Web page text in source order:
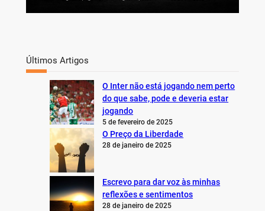
Últimos Artigos
O Inter não está jogando nem perto
do que sabe, pode e deveria estar
jogando
5 de fevereiro de 2025
O Preço da Liberdade
28 de janeiro de 2025
Escrevo para dar voz às minhas
reflexões e sentimentos
28 de janeiro de 2025